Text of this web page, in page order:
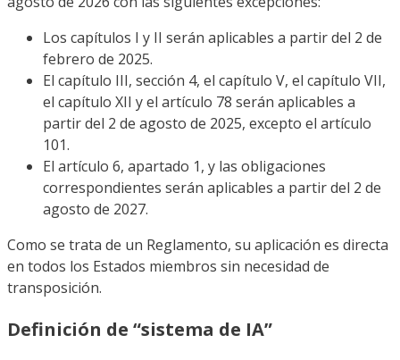
Los capítulos I y II serán aplicables a partir del 2 de
febrero de 2025.
El capítulo III, sección 4, el capítulo V, el capítulo VII,
el capítulo XII y el artículo 78 serán aplicables a
partir del 2 de agosto de 2025, excepto el artículo
101.
El artículo 6, apartado 1, y las obligaciones
correspondientes serán aplicables a partir del 2 de
agosto de 2027.
Como se trata de un Reglamento, su aplicación es directa
en todos los Estados miembros sin necesidad de
transposición.
Definición de “sistema de IA”